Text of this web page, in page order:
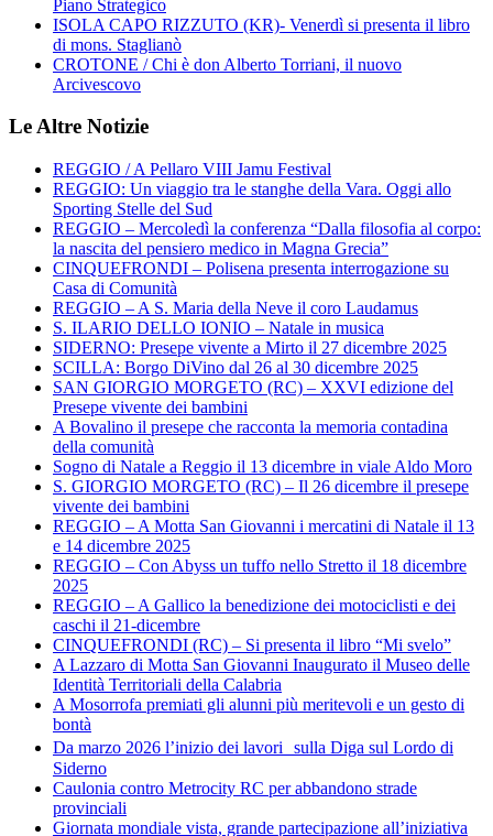
Piano Strategico
ISOLA CAPO RIZZUTO (KR)- Venerdì si presenta il libro
di mons. Staglianò
CROTONE / Chi è don Alberto Torriani, il nuovo
Arcivescovo
Le Altre Notizie
REGGIO / A Pellaro VIII Jamu Festival
REGGIO: Un viaggio tra le stanghe della Vara. Oggi allo
Sporting Stelle del Sud
REGGIO – Mercoledì la conferenza “Dalla filosofia al corpo:
la nascita del pensiero medico in Magna Grecia”
CINQUEFRONDI – Polisena presenta interrogazione su
Casa di Comunità
REGGIO – A S. Maria della Neve il coro Laudamus
S. ILARIO DELLO IONIO – Natale in musica
SIDERNO: Presepe vivente a Mirto il 27 dicembre 2025
SCILLA: Borgo DiVino dal 26 al 30 dicembre 2025
SAN GIORGIO MORGETO (RC) – XXVI edizione del
Presepe vivente dei bambini
A Bovalino il presepe che racconta la memoria contadina
della comunità
Sogno di Natale a Reggio il 13 dicembre in viale Aldo Moro
S. GIORGIO MORGETO (RC) – Il 26 dicembre il presepe
vivente dei bambini
REGGIO – A Motta San Giovanni i mercatini di Natale il 13
e 14 dicembre 2025
REGGIO – Con Abyss un tuffo nello Stretto il 18 dicembre
2025
REGGIO – A Gallico la benedizione dei motociclisti e dei
caschi il 21-dicembre
CINQUEFRONDI (RC) – Si presenta il libro “Mi svelo”
A Lazzaro di Motta San Giovanni Inaugurato il Museo delle
Identità Territoriali della Calabria
A Mosorrofa premiati gli alunni più meritevoli e un gesto di
bontà
Da marzo 2026 l’inizio dei lavori sulla Diga sul Lordo di
Siderno
Caulonia contro Metrocity RC per abbandono strade
provinciali
Giornata mondiale vista, grande partecipazione all’iniziativa